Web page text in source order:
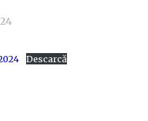
Descarcă